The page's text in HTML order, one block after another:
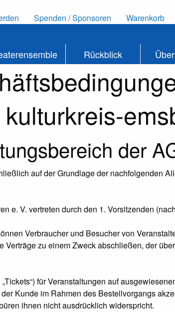
Spenden / Sponsoren
Warenkorb
Rückblick
der
auf der Grundlage der nachfolgenden
e. V. vertreten durch den 1. Vorsitzenden
Verbraucher und Besucher von
zu einem Zweck abschließen, der
für Veranstaltungen auf
Kunde im Rahmen des Bestellvorgangs
ihnen nicht ausdrücklich widerspricht.